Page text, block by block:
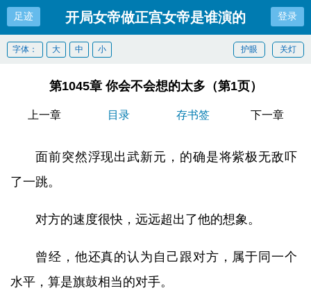
足迹 开局女帝做正宫女帝是谁演的 登录
关灯
护眼
字体： 大 中 小
第1045章 你会不会想的太多（第1页）
上一章 目录 存书签 下一章
面前突然浮现出武新元，的确是将紫极无敌吓
了一跳。
对方的速度很快，远远超出了他的想象。
曾经，他还真的认为自己跟对方，属于同一个
水平，算是旗鼓相当的对手。